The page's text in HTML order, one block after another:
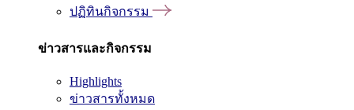
ปฏิทินกิจกรรม
ข่าวสารและกิจกรรม
Highlights
ข่าวสารทั้งหมด